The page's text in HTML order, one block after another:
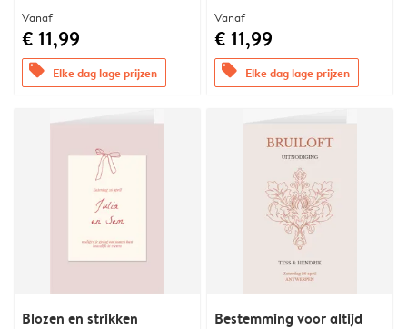
Vanaf
€ 11,99
offers Elke dag lage prijzen
Vanaf
€ 11,99
offers Elke dag lage prijzen
Blozen en strikken Bestemming voor altijd